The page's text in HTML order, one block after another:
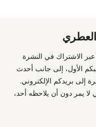
العطري
انضموا إلى The Olfactive Society عبر الاشتراك في النشرة
بخصم ١٥٪* على طلبكم الأول، إلى جانب أحدث
إلى بريدكم الإلكتروني.
لا يمر دون أن يلاحظه أحد،